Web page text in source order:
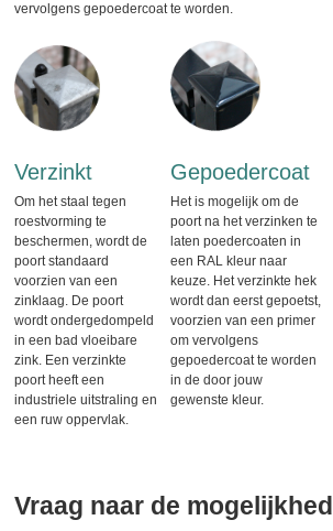
vervolgens gepoedercoat te worden.
Verzinkt
Om het staal tegen
roestvorming te
beschermen, wordt de
poort standaard
voorzien van een
zinklaag. De poort
wordt ondergedompeld
in een bad vloeibare
zink. Een verzinkte
poort heeft een
industriele uitstraling en
een ruw oppervlak.
Gepoedercoat
Het is mogelijk om de
poort na het verzinken te
laten poedercoaten in
een RAL kleur naar
keuze. Het verzinkte hek
wordt dan eerst gepoetst,
voorzien van een primer
om vervolgens
gepoedercoat te worden
in de door jouw
gewenste kleur.
Vraag naar de